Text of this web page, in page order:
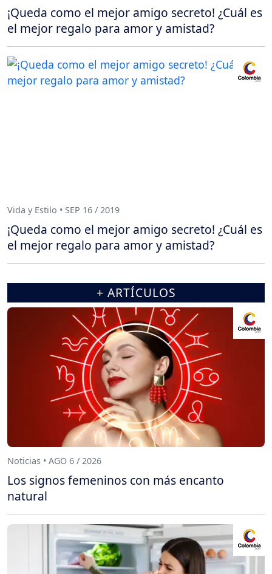
¡Queda como el mejor amigo secreto! ¿Cuál es
el mejor regalo para amor y amistad?
Vida y Estilo • SEP 16 / 2019
¡Queda como el mejor amigo secreto! ¿Cuál es
el mejor regalo para amor y amistad?
+ ARTÍCULOS
Noticias • AGO 6 / 2026
Los signos femeninos con más encanto
natural